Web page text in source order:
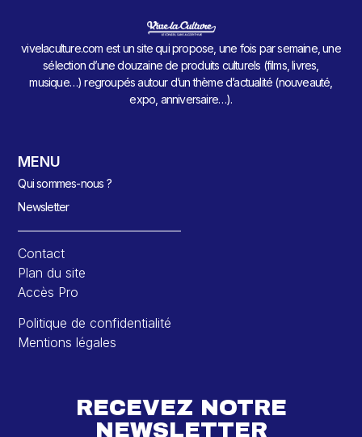
vivelaculture.com est un site qui propose, une fois par semaine, une
sélection d’une douzaine de produits culturels (films, livres,
musique…) regroupés autour d’un thème d’actualité (nouveauté,
expo, anniversaire…).
MENU
Qui sommes-nous ?
Newsletter
Contact
Plan du site
Accès Pro
Politique de confidentialité
Mentions légales
RECEVEZ NOTRE
NEWSLETTER